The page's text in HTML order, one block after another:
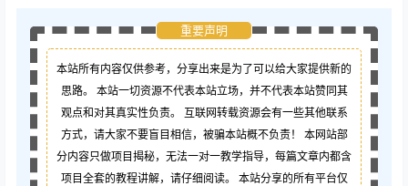
重要声明
本站所有内容仅供参考，分享出来是为了可以给大家提供新的
思路。 本站一切资源不代表本站立场，并不代表本站赞同其
观点和对其真实性负责。 互联网转载资源会有一些其他联系
方式，请大家不要盲目相信，被骗本站概不负责！ 本网站部
分内容只做项目揭秘，无法一对一教学指导，每篇文章内都含
项目全套的教程讲解，请仔细阅读。 本站分享的所有平台仅